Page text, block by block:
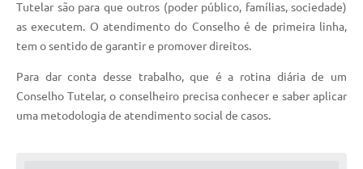
Tutelar são para que outros (poder público, famílias, sociedade)
as executem. O atendimento do Conselho é de primeira linha,
tem o sentido de garantir e promover direitos.
Para dar conta desse trabalho, que é a rotina diária de um
Conselho Tutelar, o conselheiro precisa conhecer e saber aplicar
uma metodologia de atendimento social de casos.